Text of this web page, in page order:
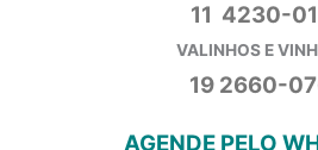
11 4230-
VALINHOS E
19 2660-
AGENDE PELO